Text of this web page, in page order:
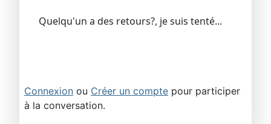
Quelqu'un a des retours?, je suis tenté...
Connexion ou Créer un compte pour participer
à la conversation.